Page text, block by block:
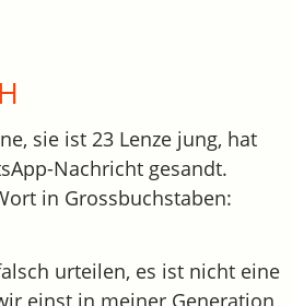
sie ist 23 Lenze jung, hat
Nachricht gesandt.
in Grossbuchstaben:
urteilen, es ist nicht eine
einst in meiner Generation